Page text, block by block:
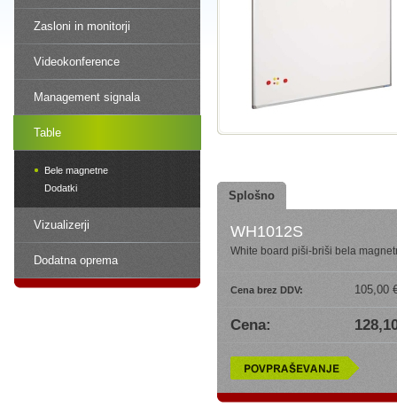
Zasloni in monitorji
Videokonference
Management signala
Table
Bele magnetne
Dodatki
Vizualizerji
Dodatna oprema
Splošno
WH1012S
White board piši-briši bela
Cena brez DDV: 105,00
Cena: